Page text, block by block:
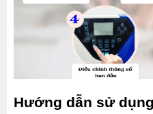
Hướng dẫn sử